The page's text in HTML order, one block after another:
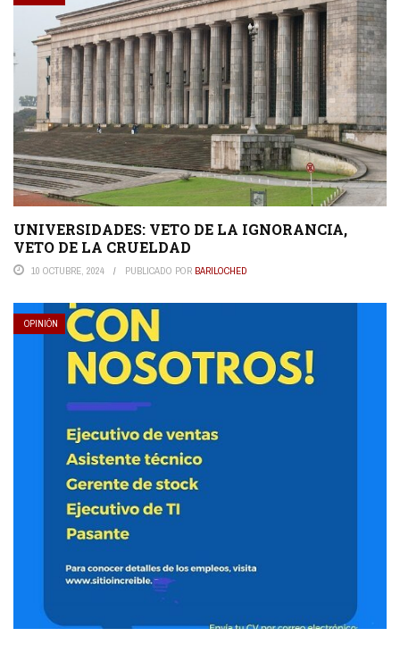
UNIVERSIDADES: VETO DE LA IGNORANCIA,
VETO DE LA CRUELDAD
10 OCTUBRE, 2024 PUBLICADO POR BARILOCHED
OPINIÓN